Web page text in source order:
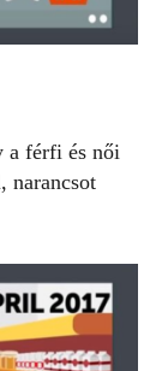
a férfi és női
narancsot